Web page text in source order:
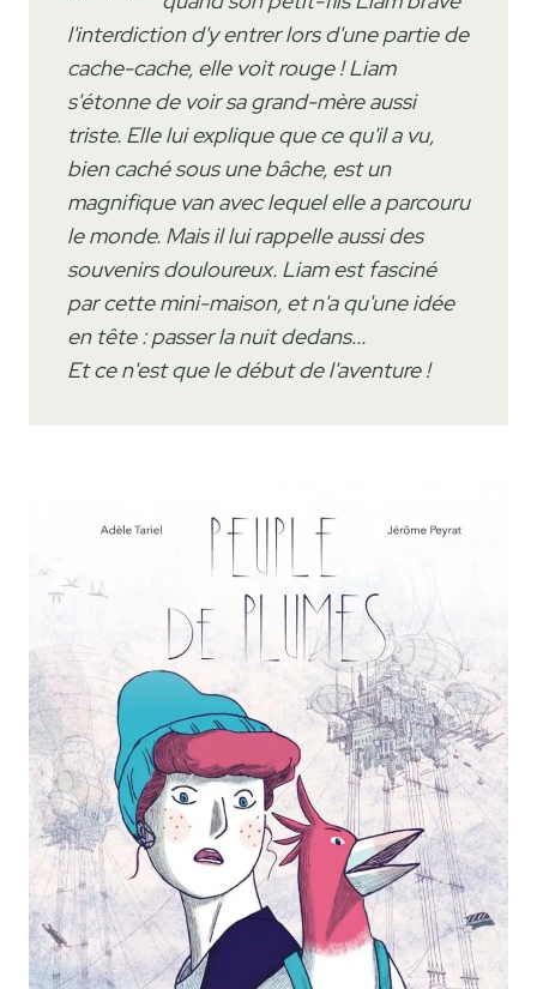
l'interdiction d'y entrer lors d'une partie de
cache-cache, elle voit rouge ! Liam
s'étonne de voir sa grand-mère aussi
triste. Elle lui explique que ce qu'il a vu,
bien caché sous une bâche, est un
magnifique van avec lequel elle a parcouru
le monde. Mais il lui rappelle aussi des
souvenirs douloureux. Liam est fasciné
par cette mini-maison, et n'a qu'une idée
en tête : passer la nuit dedans...
Et ce n'est que le début de l'aventure !